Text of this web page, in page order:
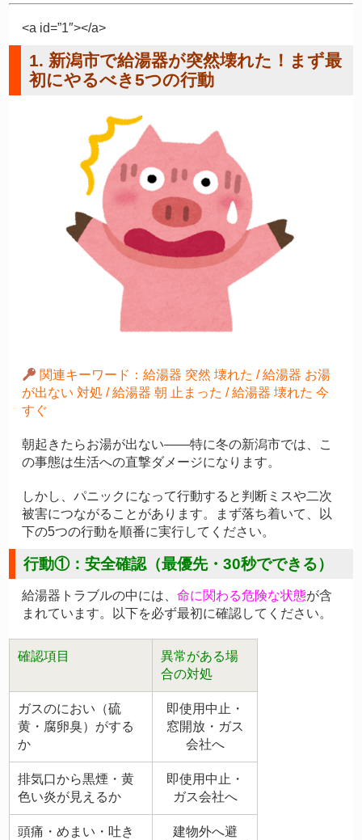
<a id=”1″></a>
1. 新潟市で給湯器が突然壊れた！まず最
初にやるべき5つの行動
関連キーワード：給湯器 突然 壊れた / 給湯器 お湯
が出ない 対処 / 給湯器 朝 止まった / 給湯器 壊れた 今
すぐ
朝起きたらお湯が出ない——特に冬の新潟市では、こ
の事態は生活への直撃ダメージになります。
しかし、パニックになって行動すると判断ミスや二次
被害につながることがあります。まず落ち着いて、以
下の5つの行動を順番に実行してください。
行動①：安全確認（最優先・30秒でできる）
給湯器トラブルの中には、命に関わる危険な状態が含
まれています。以下を必ず最初に確認してください。
確認項目
異常がある場
合の対処
ガスのにおい（硫
黄・腐卵臭）がする
か
即使用中止・
窓開放・ガス
会社へ
排気口から黒煙・黄
色い炎が見えるか
即使用中止・
ガス会社へ
頭痛・めまい・吐き
建物外へ避